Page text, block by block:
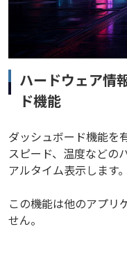
ハードウェア情
ド機能
ダッシュボード機能を
スピード、温度などの
アルタイム表示します。
この機能は他のアプリ
せん。